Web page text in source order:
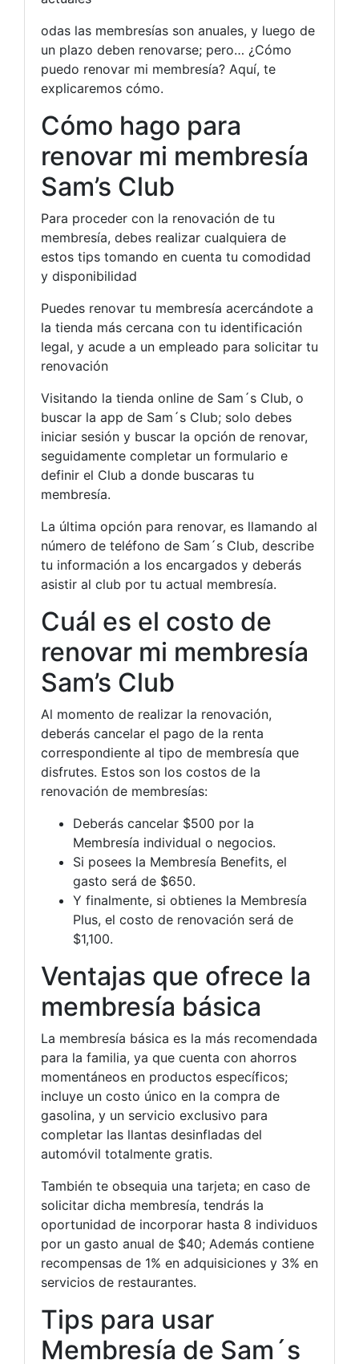
odas las membresías son anuales, y luego de
un plazo deben renovarse; pero… ¿Cómo
puedo renovar mi membresía? Aquí, te
explicaremos cómo.
Cómo hago para
renovar mi membresía
Sam’s Club
Para proceder con la renovación de tu
membresía, debes realizar cualquiera de
estos tips tomando en cuenta tu comodidad
y disponibilidad
Puedes renovar tu membresía acercándote a
la tienda más cercana con tu identificación
legal, y acude a un empleado para solicitar tu
renovación
Visitando la tienda online de Sam´s Club, o
buscar la app de Sam´s Club; solo debes
iniciar sesión y buscar la opción de renovar,
seguidamente completar un formulario e
definir el Club a donde buscaras tu
membresía.
La última opción para renovar, es llamando al
número de teléfono de Sam´s Club, describe
tu información a los encargados y deberás
asistir al club por tu actual membresía.
Cuál es el costo de
renovar mi membresía
Sam’s Club
Al momento de realizar la renovación,
deberás cancelar el pago de la renta
correspondiente al tipo de membresía que
disfrutes. Estos son los costos de la
renovación de membresías:
Deberás cancelar $500 por la
Membresía individual o negocios.
Si posees la Membresía Benefits, el
gasto será de $650.
Y finalmente, si obtienes la Membresía
Plus, el costo de renovación será de
$1,100.
Ventajas que ofrece la
membresía básica
La membresía básica es la más recomendada
para la familia, ya que cuenta con ahorros
momentáneos en productos específicos;
incluye un costo único en la compra de
gasolina, y un servicio exclusivo para
completar las llantas desinfladas del
automóvil totalmente gratis.
También te obsequia una tarjeta; en caso de
solicitar dicha membresía, tendrás la
oportunidad de incorporar hasta 8 individuos
por un gasto anual de $40; Además contiene
recompensas de 1% en adquisiciones y 3% en
servicios de restaurantes.
Tips para usar
Membresía de Sam´s